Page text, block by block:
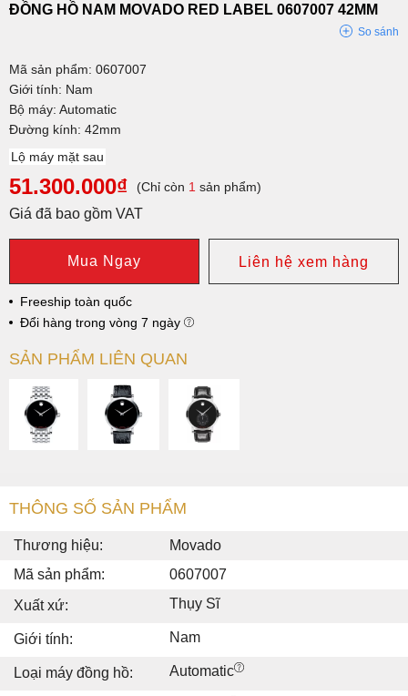
ĐỒNG HỒ NAM MOVADO RED LABEL 0607007 42MM
So sánh
Mã sản phẩm: 0607007
Giới tính: Nam
Bộ máy: Automatic
Đường kính: 42mm
Lộ máy mặt sau
51.300.000₫ (Chỉ còn 1 sản phẩm)
Giá đã bao gồm VAT
Mua Ngay Liên hệ xem hàng
Freeship toàn quốc
Đổi hàng trong vòng 7 ngày
SẢN PHẨM LIÊN QUAN
THÔNG SỐ SẢN PHẨM
Thương hiệu:
Movado
Mã sản phẩm:
0607007
Xuất xứ:
Thụy Sĩ
Giới tính: Nam
Loại máy đồng hồ: Automatic